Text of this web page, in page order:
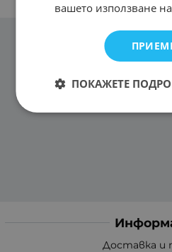
Доставка и
вашето използване
ПОКАЖЕТЕ